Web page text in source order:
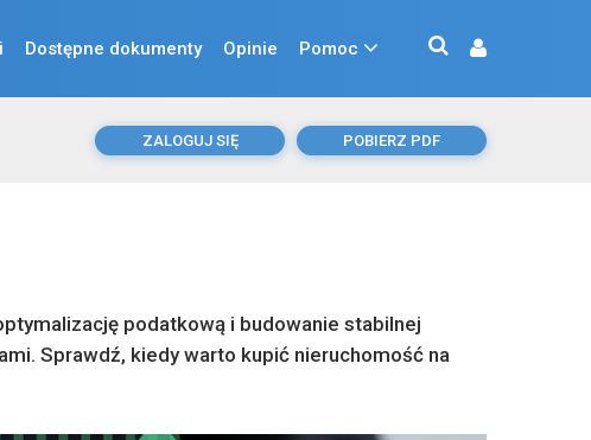
Dostępne dokumenty Opinie Pomoc
ZALOGUJ SIĘ POBIERZ PDF
podatkową i budowanie stabilnej
Sprawdź, kiedy warto kupić nieruchomość na